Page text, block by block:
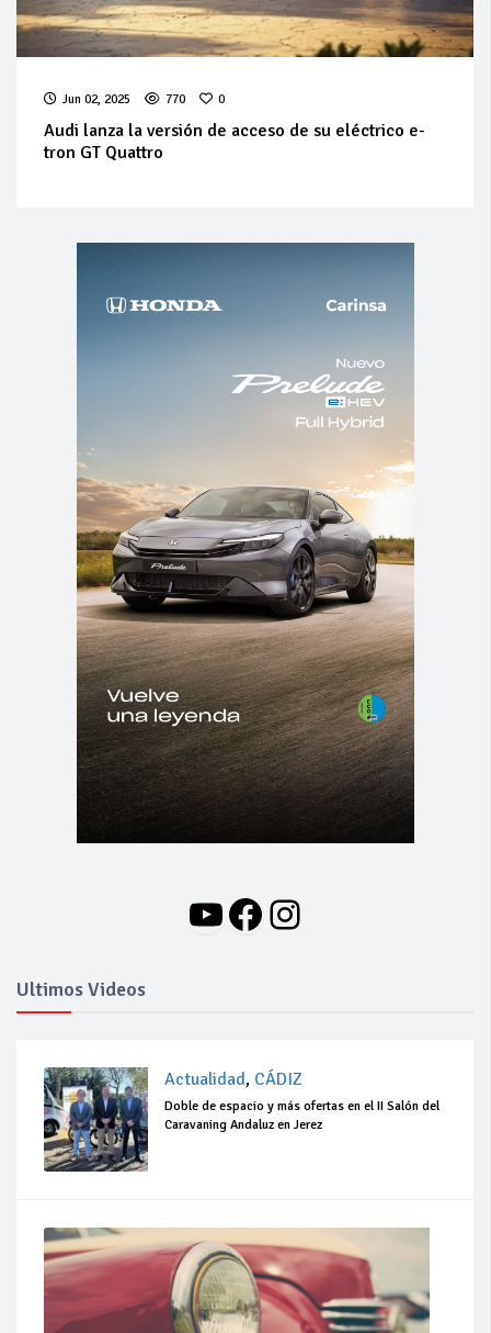
Jun 02, 2025 770 0
Audi lanza la versión de acceso de su eléctrico e-
tron GT Quattro
YouTube
Facebook
Instagram
Ultimos Videos
Actualidad, CÁDIZ
Doble de espacio y más ofertas en el II Salón del
Caravaning Andaluz en Jerez